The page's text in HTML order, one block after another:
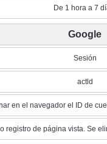
De 1 hora a 7
Google
Sesión
actld
en el navegador el ID de
registro de página vista. Se